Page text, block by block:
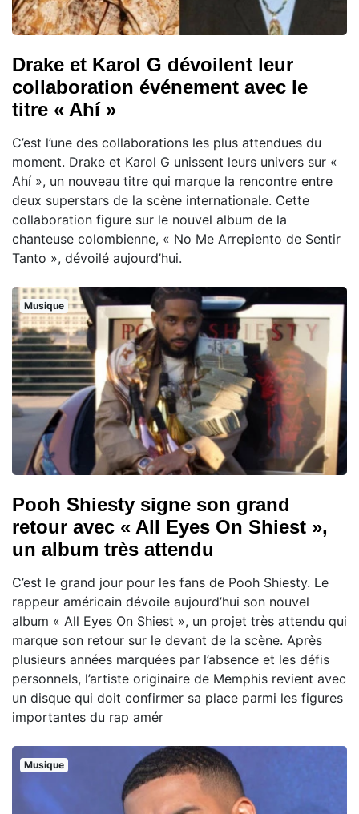
Drake et Karol G dévoilent leur
collaboration événement avec le
titre « Ahí »
C’est l’une des collaborations les plus attendues du
moment. Drake et Karol G unissent leurs univers sur «
Ahí », un nouveau titre qui marque la rencontre entre
deux superstars de la scène internationale. Cette
collaboration figure sur le nouvel album de la
chanteuse colombienne, « No Me Arrepiento de Sentir
Tanto », dévoilé aujourd’hui.
Musique
Pooh Shiesty signe son grand
retour avec « All Eyes On Shiest »,
un album très attendu
C’est le grand jour pour les fans de Pooh Shiesty. Le
rappeur américain dévoile aujourd’hui son nouvel
album « All Eyes On Shiest », un projet très attendu qui
marque son retour sur le devant de la scène. Après
plusieurs années marquées par l’absence et les défis
personnels, l’artiste originaire de Memphis revient avec
un disque qui doit confirmer sa place parmi les figures
importantes du rap amér
Musique